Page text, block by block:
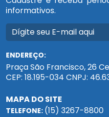
informativos.
ENDEREÇO:
Praça São Francisco, 26
CEP: 18.195-034 CNPJ:
MAPA DO SITE
TELEFONE: (15) 3267-8800